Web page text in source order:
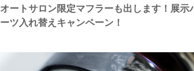
オートサロン限定マフラーも出します！展示
ーツ入れ替えキャンペーン！